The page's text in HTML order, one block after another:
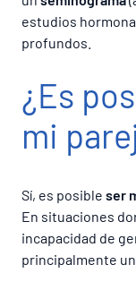
estudios
profundos.
¿Es
mi
Sí, es posible ser
En situaciones
incapacidad de
principalmente